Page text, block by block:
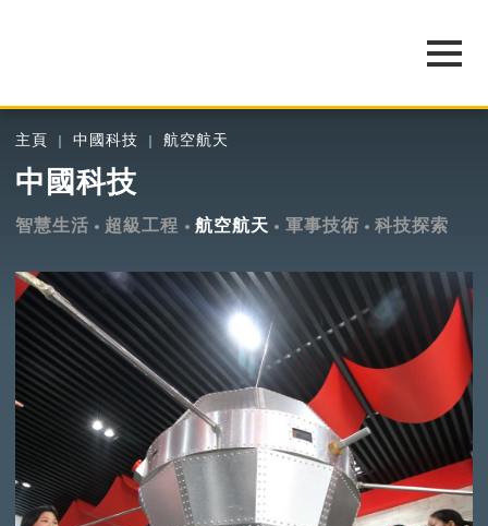
主頁 中國科技 航空航天
中國科技
智慧生活 超級工程 航空航天 軍事技術 科技探索